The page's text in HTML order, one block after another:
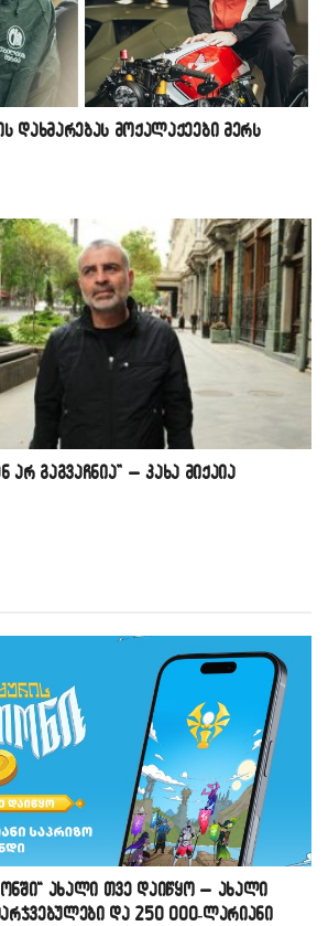
დახმარებას მოქალაქეები მერს
არ გაგვაჩნია” – კახა მიქაია
ახალი თვე დაიწყო – ახალი
და 250 000-ლარიანი